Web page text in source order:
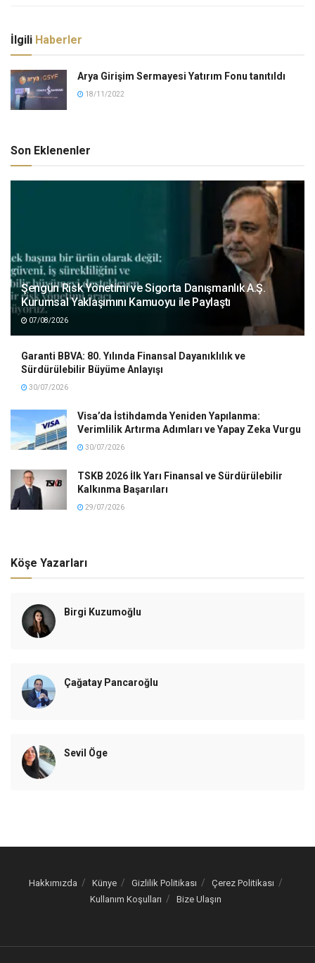
İlgili Haberler
Arya Girişim Sermayesi Yatırım Fonu tanıtıldı
18/11/2022
Son Eklenenler
Şengün Risk Yönetimi ve Sigorta Danışmanlık A.Ş.
Kurumsal Yaklaşımını Kamuoyu ile Paylaştı
07/08/2026
Garanti BBVA: 80. Yılında Finansal Dayanıklılık ve
Sürdürülebilir Büyüme Anlayışı
30/07/2026
Visa’da İstihdamda Yeniden Yapılanma:
Verimlilik Artırma Adımları ve Yapay Zeka Vurgu
30/07/2026
TSKB 2026 İlk Yarı Finansal ve Sürdürülebilir
Kalkınma Başarıları
29/07/2026
Köşe Yazarları
Birgi Kuzumoğlu
Çağatay Pancaroğlu
Sevil Öge
Hakkımızda Künye Gizlilik Politikası
Çerez Politikası
Kullanım Koşulları
Bize Ulaşın